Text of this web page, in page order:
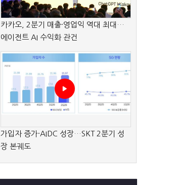
카카오, 2분기 매출·영업익 역대 최대…
에이전트 AI 수익화 관건
가입자 증가·AIDC 성장…SKT 2분기 성
장 본궤도